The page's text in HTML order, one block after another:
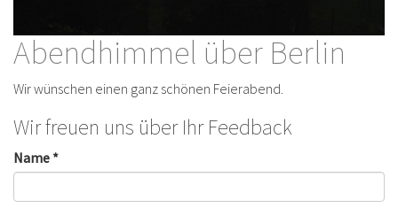
Abendhimmel über Berlin
Wir wünschen einen ganz schönen Feierabend.
Wir freuen uns über Ihr Feedback
Name *